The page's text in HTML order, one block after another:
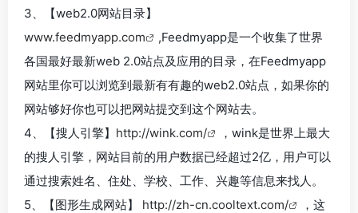
3、【web2.0网站目录】
www.feedmyapp.com
,Feedmyapp是一个收集了世界
各国最好最新web 2.0站点及应用的目录，在Feedmyapp
网站里你可以浏览到最新有有趣的web2.0站点，如果你的
网站够好你也可以把网站提交到这个网站去。
4、【搜人引擎】 http://wink.com/
，wink是世界上最大
的搜人引擎，网站目前的用户数据已经超过2亿，用户可以
通过搜索姓名、住处、学校、工作、兴趣等信息来找人。
5、【图形生成网站】 http://zh-cn.cooltext.com/
，这